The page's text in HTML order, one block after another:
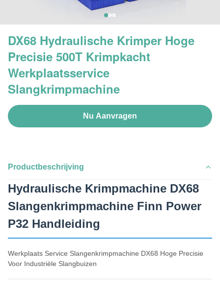
DX68 Hydraulische Krimper Hoge
Precisie 500T Krimpkacht
Werkplaatsservice
Slangkrimpmachine
Nu Aanvragen
Productbeschrijving
Hydraulische Krimpmachine DX68
Slangenkrimpmachine Finn Power
P32 Handleiding
Werkplaats Service Slangenkrimpmachine DX68 Hoge Precisie
Voor Industriële Slangbuizen